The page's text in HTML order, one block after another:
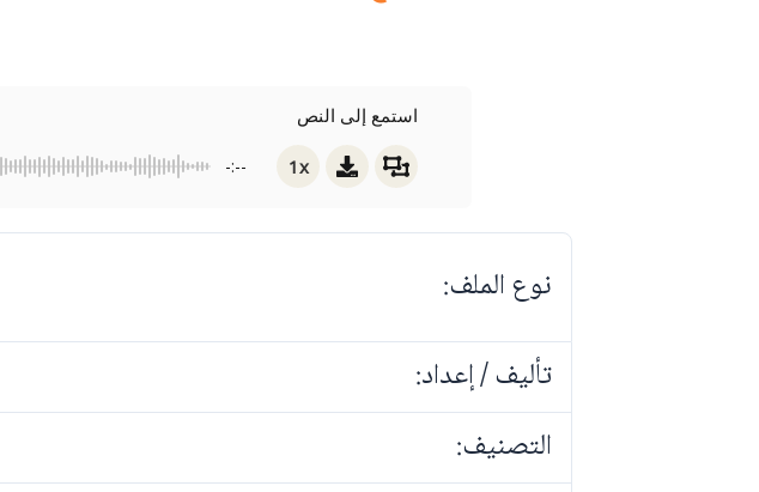
استمع إلى النص
-:-- 1x
نوع الملف:
تأليف / إعداد:
التصنيف: